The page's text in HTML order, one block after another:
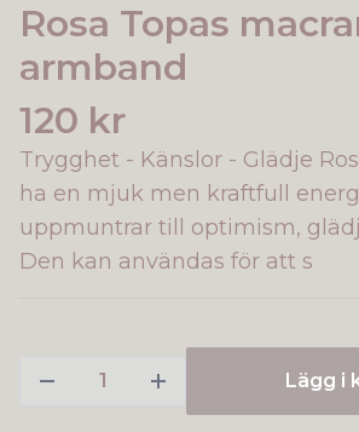
Rosa Topas
armband
120 kr
Trygghet - Känslor - Glädje
ha en mjuk men kraftfull
uppmuntrar till optimism,
Den kan användas för att s
Lägg i